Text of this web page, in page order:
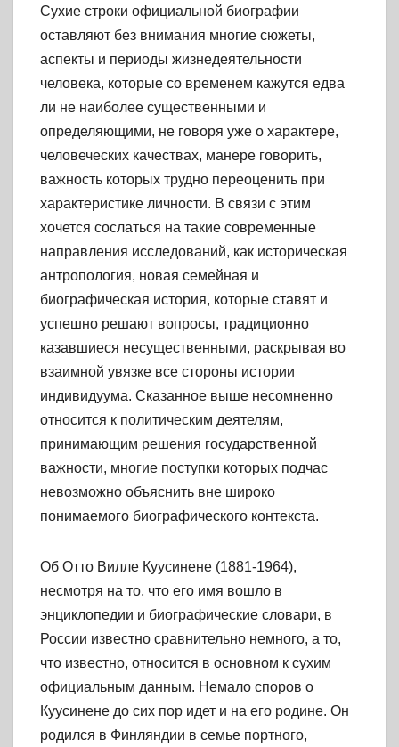
Сухие строки официальной биографии
оставляют без внимания многие сюжеты,
аспекты и периоды жизнедеятельности
человека, которые со временем кажутся едва
ли не наиболее существенными и
определяющими, не говоря уже о характере,
человеческих качествах, манере говорить,
важность которых трудно переоценить при
характеристике личности. В связи с этим
хочется сослаться на такие современные
направления исследований, как историческая
антропология, новая семейная и
биографическая история, которые ставят и
успешно решают вопросы, традиционно
казавшиеся несущественными, раскрывая во
взаимной увязке все стороны истории
индивидуума. Сказанное выше несомненно
относится к политическим деятелям,
принимающим решения государственной
важности, многие поступки которых подчас
невозможно объяснить вне широко
понимаемого биографического контекста.
Об Отто Вилле Куусинене (1881-1964),
несмотря на то, что его имя вошло в
энциклопедии и биографические словари, в
России известно сравнительно немного, а то,
что известно, относится в основном к сухим
официальным данным. Немало споров о
Куусинене до сих пор идет и на его родине. Он
родился в Финляндии в семье портного,